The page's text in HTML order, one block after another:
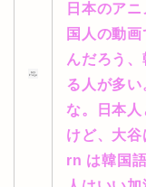
日本のア
国人の動
んだろう
る人が多
な。日本
けど、大
rn は韓国